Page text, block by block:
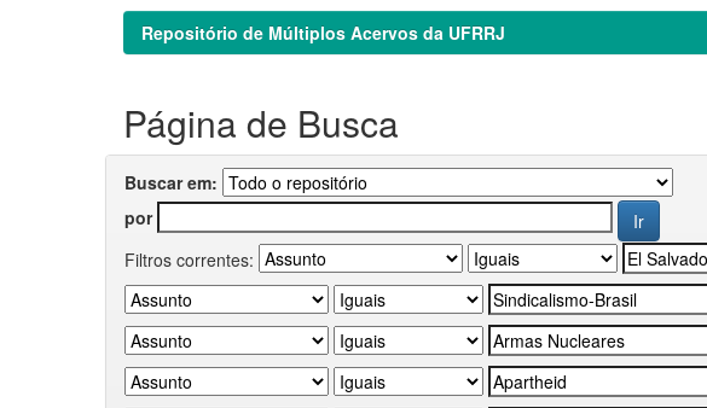
Repositório de Múltiplos Acervos da UFRRJ
Página de Busca
Buscar em:
por
Filtros correntes: